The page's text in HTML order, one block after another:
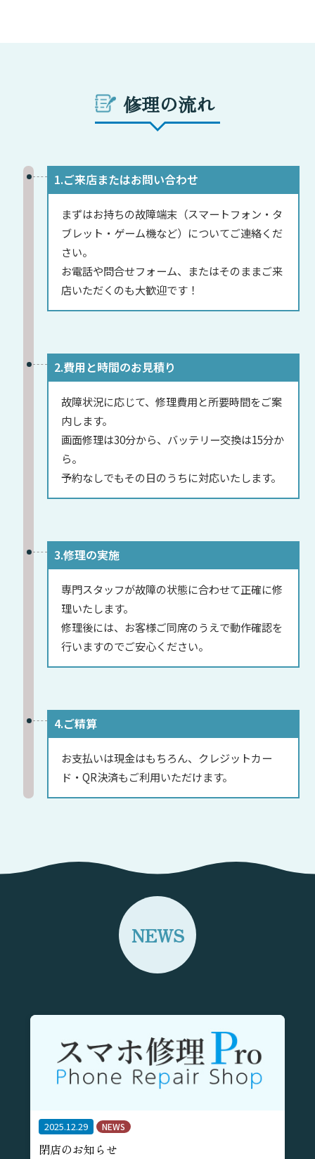
修理の流れ
1.ご来店またはお問い合わせ
まずはお持ちの故障端末（スマートフォン・タ
ブレット・ゲーム機など）についてご連絡くだ
さい。
お電話や問合せフォーム、またはそのままご来
店いただくのも大歓迎です！
2.費用と時間のお見積り
故障状況に応じて、修理費用と所要時間をご案
内します。
画面修理は30分から、バッテリー交換は15分か
ら。
予約なしでもその日のうちに対応いたします。
3.修理の実施
専門スタッフが故障の状態に合わせて正確に修
理いたします。
修理後には、お客様ご同席のうえで動作確認を
行いますのでご安心ください。
4.ご精算
お支払いは現金はもちろん、クレジットカー
ド・QR決済もご利用いただけます。
NEWS
2025.12.29 NEWS
閉店のお知らせ